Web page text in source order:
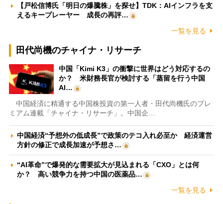
【戸松信博氏「明日の爆騰株」を探せ】TDK：AIインフラを支
えるキープレーヤー 成長の再評…
一覧を見る
田代尚機のチャイナ・リサーチ
中国「Kimi K3」の衝撃に世界はどう対応するの
か？ 米財務長官が検討する「蒸留を行う中国
AI…
中国経済に精通する中国株投資の第一人者・田代尚機氏のプレ
ミアム連載「チャイナ・リサーチ」。中国企…
中国経済“予想外の低成長”で政策のテコ入れ必至か 経済運営
方針の修正で成長加速が予想さ…
“AI革命”で爆発的な需要拡大が見込まれる「CXO」とは何
か？ 高い競争力を持つ中国の医薬品…
一覧を見る